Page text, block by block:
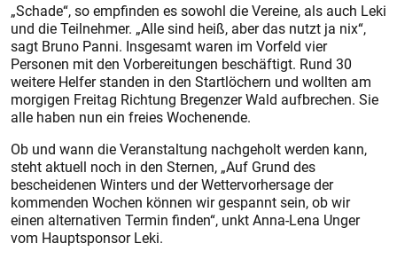
„Schade“, so empfinden es sowohl die Vereine, als auch Leki
und die Teilnehmer. „Alle sind heiß, aber das nutzt ja nix“,
sagt Bruno Panni. Insgesamt waren im Vorfeld vier
Personen mit den Vorbereitungen beschäftigt. Rund 30
weitere Helfer standen in den Startlöchern und wollten am
morgigen Freitag Richtung Bregenzer Wald aufbrechen. Sie
alle haben nun ein freies Wochenende.
Ob und wann die Veranstaltung nachgeholt werden kann,
steht aktuell noch in den Sternen, „Auf Grund des
bescheidenen Winters und der Wettervorhersage der
kommenden Wochen können wir gespannt sein, ob wir
einen alternativen Termin finden“, unkt Anna-Lena Unger
vom Hauptsponsor Leki.